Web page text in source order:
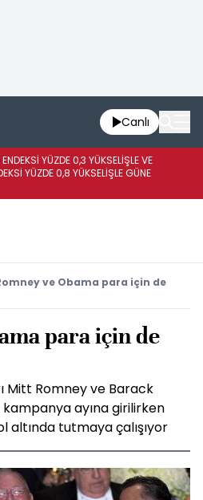
Canlı
YÜZDE 0,3 YÜKSELİŞLE VE
YÜZDE 0,8 YÜKSELİŞLE GÜNE
ve Obama para için de
para için de
Mitt Romney ve Barack
ayına girilirken
tutmaya çalışıyor